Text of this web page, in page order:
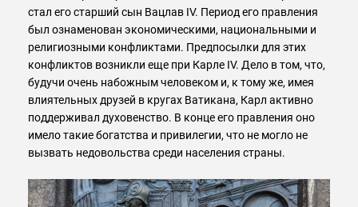
стал его старший сын Вацлав IV. Период его правления
был ознаменован экономическими, национальными и
религиозными конфликтами. Предпосылки для этих
конфликтов возникли еще при Карле IV. Дело в том, что,
будучи очень набожным человеком и, к тому же, имея
влиятельных друзей в кругах Ватикана, Карл активно
поддерживал духовенство. В конце его правления оно
имело такие богатства и привилегии, что не могло не
вызвать недовольства среди населения страны.